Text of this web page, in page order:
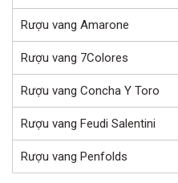
Rượu vang Amarone
Rượu vang 7Colores
Rượu vang Concha Y Toro
Rượu vang Feudi Salentini
Rượu vang Penfolds